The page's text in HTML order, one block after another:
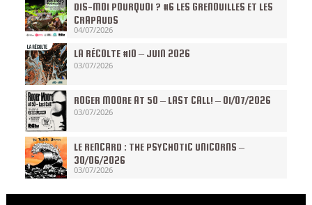
DIS-MOI POURQUOI ? #6 LES GRENOUILLES ET LES
CRAPAUDS
04/07/2026
LA RÉCOLTE #10 – JUIN 2026
03/07/2026
ROGER MOORE AT 50 – LAST CALL! – 01/07/2026
03/07/2026
LE RENCARD : THE PSYCHOTIC UNICORNS –
30/06/2026
03/07/2026